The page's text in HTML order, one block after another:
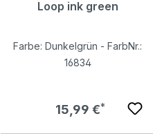
Loop ink green
Farbe: Dunkelgrün - FarbNr.:
16834
Regulärer Preis:
15,99 €